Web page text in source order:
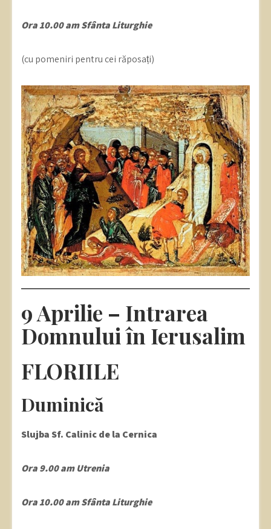
Ora 10.00 am Sfânta Liturghie
(cu pomeniri pentru cei răposați)
9 Aprilie – Intrarea
Domnului în Ierusalim
FLORIILE
Duminică
Slujba Sf. Calinic de la Cernica
Ora 9.00 am Utrenia
Ora 10.00 am Sfânta Liturghie